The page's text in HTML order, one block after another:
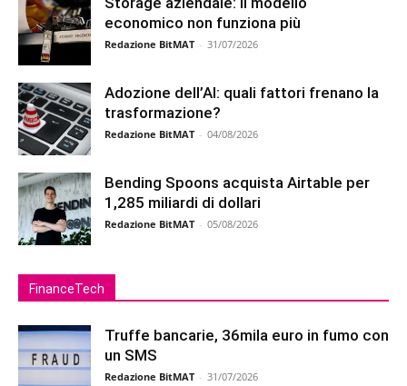
economico non funziona più
Redazione BitMAT - 31/07/2026
Adozione dell’AI: quali fattori frenano la
trasformazione?
Redazione BitMAT - 04/08/2026
Bending Spoons acquista Airtable per
1,285 miliardi di dollari
Redazione BitMAT - 05/08/2026
FinanceTech
Truffe bancarie, 36mila euro in fumo con
un SMS
Redazione BitMAT - 31/07/2026